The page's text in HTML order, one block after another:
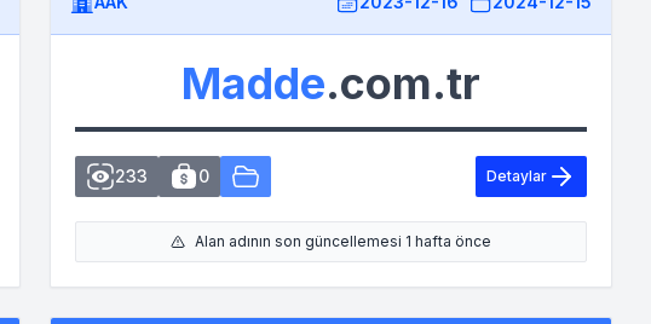
Madde.com.tr
233 0 Detaylar
Alan adının son güncellemesi 1 hafta önce